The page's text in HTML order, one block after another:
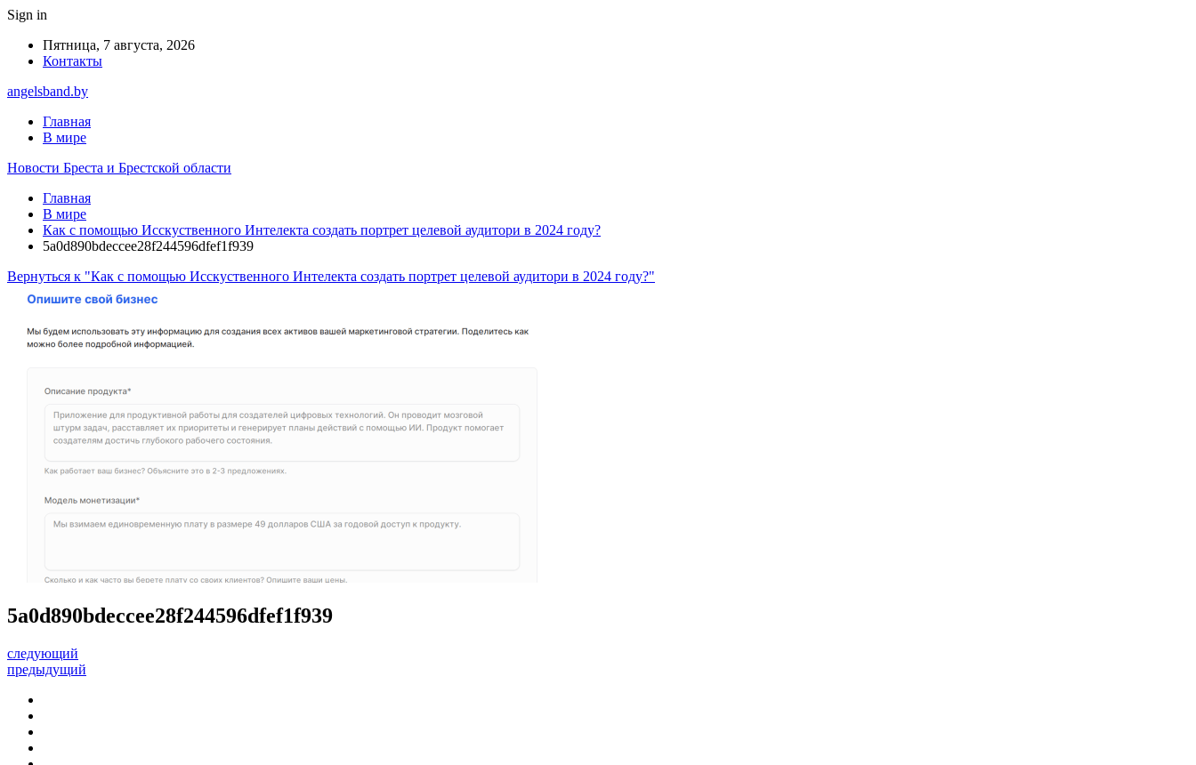
Sign in
Пятница, 7 августа, 2026
Контакты
angelsband.by
Главная
В мире
Новости Бреста и Брестской области
Главная
В мире
Как с помощью Исскуственного Интелекта создать портрет целевой аудитори в 2024 году?
5a0d890bdeccee28f244596dfef1f939
Вернуться к "Как с помощью Исскуственного Интелекта создать портрет целевой аудитори в 2024 году?"
5a0d890bdeccee28f244596dfef1f939
следующий
предыдущий